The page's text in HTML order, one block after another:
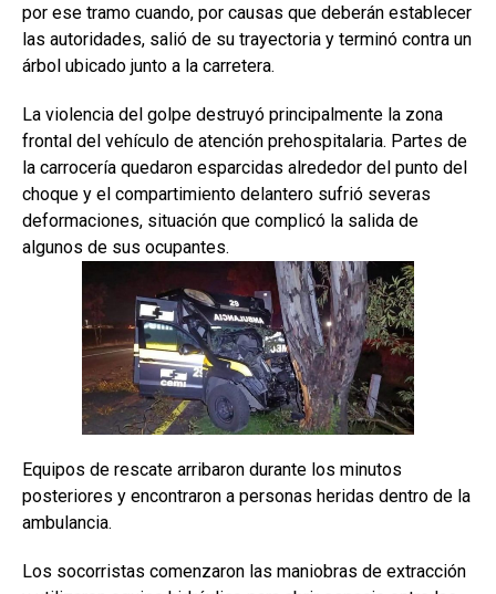
por ese tramo cuando, por causas que deberán establecer
las autoridades, salió de su trayectoria y terminó contra un
árbol ubicado junto a la carretera.
La violencia del golpe destruyó principalmente la zona
frontal del vehículo de atención prehospitalaria. Partes de
la carrocería quedaron esparcidas alrededor del punto del
choque y el compartimiento delantero sufrió severas
deformaciones, situación que complicó la salida de
algunos de sus ocupantes.
Equipos de rescate arribaron durante los minutos
posteriores y encontraron a personas heridas dentro de la
ambulancia.
Los socorristas comenzaron las maniobras de extracción